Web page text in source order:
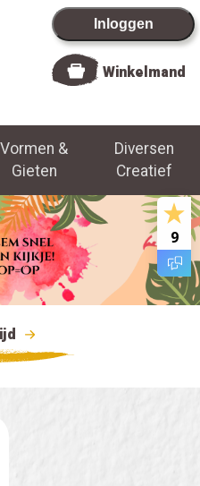
Inloggen
Winkelmand
Vormen &
Gieten
Diversen
Creatief
9